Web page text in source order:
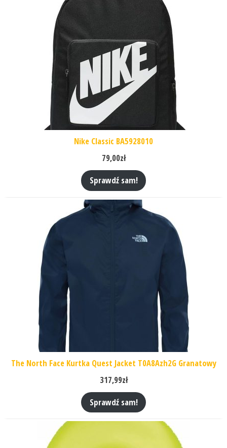
Nike Classic BA5928010
79,00zł
Sprawdź sam!
The North Face Kurtka Quest Jacket T0A8Azh2G Granatowy
317,99zł
Sprawdź sam!